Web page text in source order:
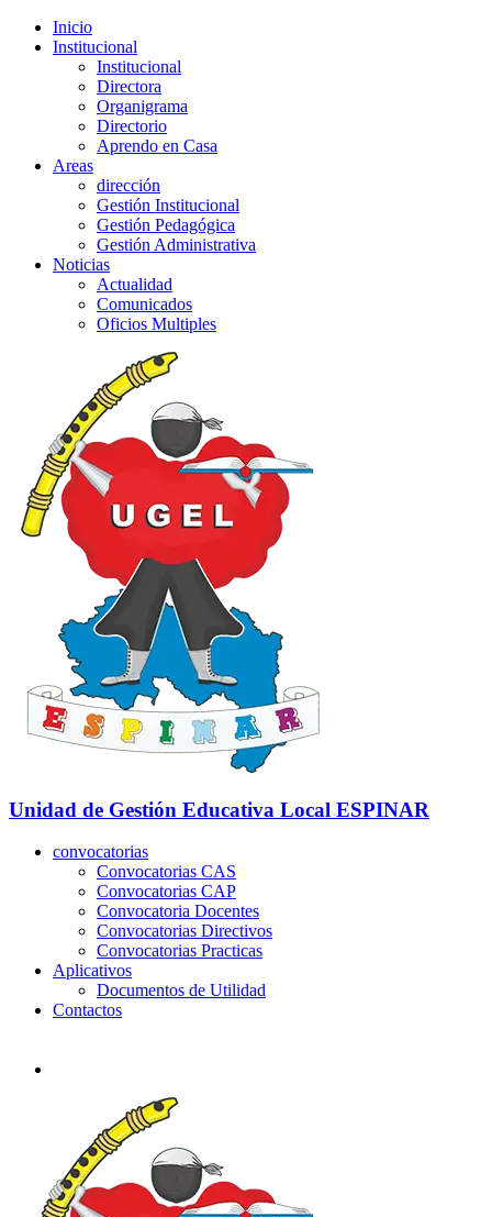
Inicio
Institucional
Institucional
Directora
Organigrama
Directorio
Aprendo en Casa
Areas
dirección
Gestión Institucional
Gestión Pedagógica
Gestión Administrativa
Noticias
Actualidad
Comunicados
Oficios Multiples
Unidad de Gestión Educativa Local ESPINAR
convocatorias
Convocatorias CAS
Convocatorias CAP
Convocatoria Docentes
Convocatorias Directivos
Convocatorias Practicas
Aplicativos
Documentos de Utilidad
Contactos